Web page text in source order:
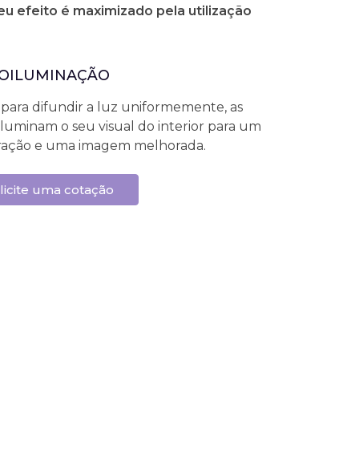
efeito é maximizado pela utilização
difundir a luz uniformemente, as
o seu visual do interior para um
e uma imagem melhorada.
uma cotação